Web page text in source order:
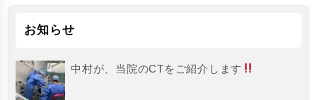
お知らせ
中村が、当院のCTをご紹介します